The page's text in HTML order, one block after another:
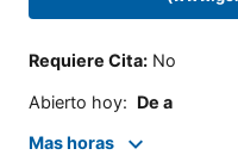
Requiere Cita: No
Abierto hoy: De a
Mas horas